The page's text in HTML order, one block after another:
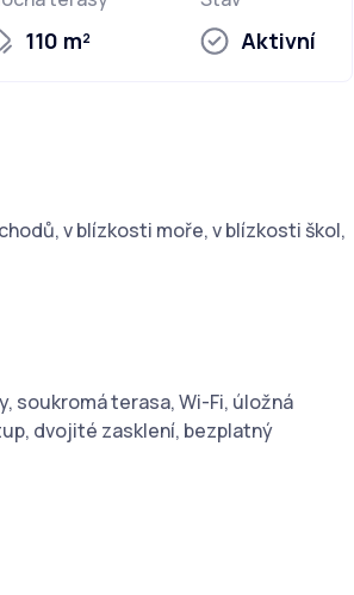
110 m² Aktivní
v blízkosti moře, v blízkosti škol,
soukromá terasa, Wi-Fi, úložná
dvojité zasklení, bezplatný